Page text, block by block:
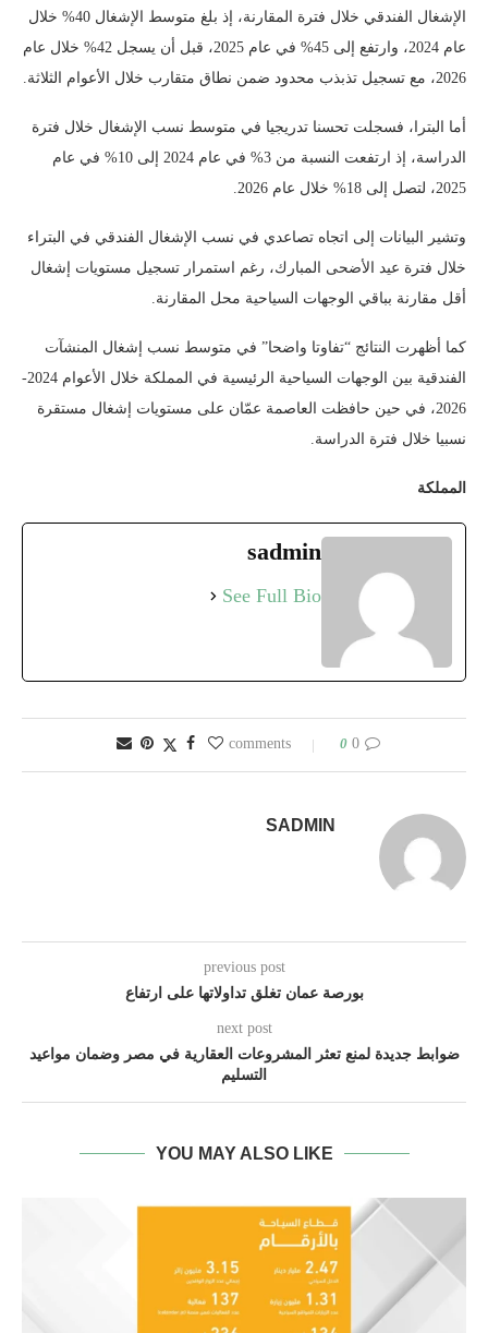
الإشغال الفندقي خلال فترة المقارنة، إذ بلغ متوسط الإشغال 40% خلال
عام 2024، وارتفع إلى 45% في عام 2025، قبل أن يسجل 42% خلال عام
2026، مع تسجيل تذبذب محدود ضمن نطاق متقارب خلال الأعوام الثلاثة.
أما البترا، فسجلت تحسنا تدريجيا في متوسط نسب الإشغال خلال فترة
الدراسة، إذ ارتفعت النسبة من 3% في عام 2024 إلى 10% في عام
2025، لتصل إلى 18% خلال عام 2026.
وتشير البيانات إلى اتجاه تصاعدي في نسب الإشغال الفندقي في البتراء
خلال فترة عيد الأضحى المبارك، رغم استمرار تسجيل مستويات إشغال
أقل مقارنة بباقي الوجهات السياحية محل المقارنة.
كما أظهرت النتائج “تفاوتا واضحا” في متوسط نسب إشغال المنشآت
الفندقية بين الوجهات السياحية الرئيسية في المملكة خلال الأعوام 2024-
2026، في حين حافظت العاصمة عمّان على مستويات إشغال مستقرة
نسبيا خلال فترة الدراسة.
المملكة
sadmin
See Full Bio
0 comments
0
SADMIN
previous post
بورصة عمان تغلق تداولاتها على ارتفاع
next post
ضوابط جديدة لمنع تعثر المشروعات العقارية في مصر وضمان مواعيد
التسليم
YOU MAY ALSO LIKE